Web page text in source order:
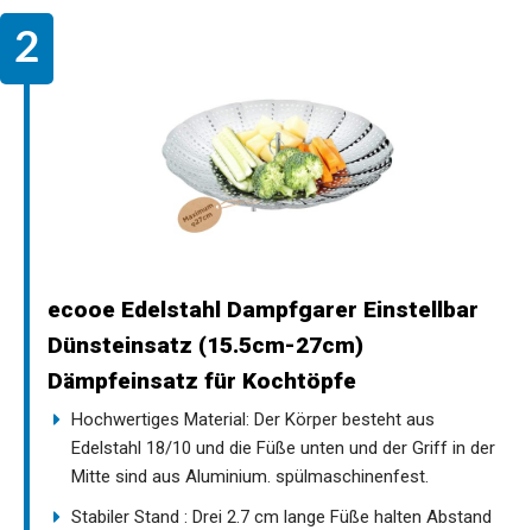
ecooe Edelstahl Dampfgarer Einstellbar
Dünsteinsatz (15.5cm-27cm)
Dämpfeinsatz für Kochtöpfe
Hochwertiges Material: Der Körper besteht aus
Edelstahl 18/10 und die Füße unten und der Griff in der
Mitte sind aus Aluminium. spülmaschinenfest.
Stabiler Stand : Drei 2.7 cm lange Füße halten Abstand